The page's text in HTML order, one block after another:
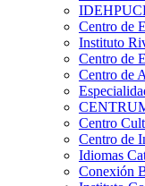
Centro de
Instituto
Centro de
Centro de
Centro
Centro de
Idiomas
Conexión